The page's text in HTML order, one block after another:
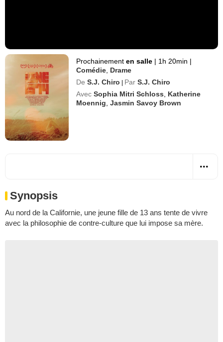
Prochainementen salle | 1h 20min |
Comédie Drame
De S.J. Chiro | Par S.J. Chiro
Avec Sophia Mitri Schloss
Katherine
Moennig ,Jasmin Savoy Brown
Synopsis
Au nord de la Californie, une jeune fille de 13 ans tente de vivre
avec la philosophie de contre-culture que lui impose sa mère.